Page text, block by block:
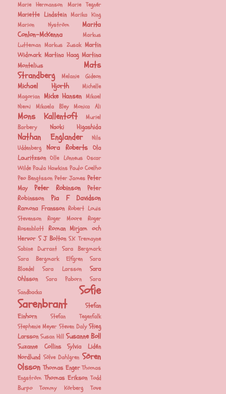
Marie Hermanson
Marie Tegnér
Mariette Lindstein Marika King
Marion Nyström
Marita
Conlon-McKenna
Markus
Lutteman Markus Zusak Martin
Widmark Martina Haag Martina
Montelius
Mats
Strandberg
Melanie Gideon
Michael Hjorth
Michelle
Magorian Micke Hansen Mikael
Niemi
Mikaela Bley Monica Ali
Mons Kallentoft
Muriel
Barbery
Naoki Higashida
Nathan Englander
Nils
Uddenberg
Nora Roberts Ola
Lauritzson Olle Lönneus Oscar
Wilde Paula Hawkins Paulo Coelho
Peo Bengtsson Peter James Peter
May
Peter Robinson
Peter
Robinsson
Pia F Davidson
Ramona Fransson Robert Louis
Stevenson
Roger Moore
Roger
Rosenblatt Roman Mirjam och
Hervor S J Bolton S.K Tremayne
Sabine Durrant
Sara Bergmark
Sara Bergmark Elfgren
Sara
Blaedel
Sara Larsson
Sara
Ohlsson
Sara Paborn
Sara
Sandbacka
Sofie
Sarenbrant
Stefan
Einhorn
Stefan Tegenfalk
Stephenie Meyer Steven Daly Stieg
Larsson Susan Hill Susanne Boll
Suzanne Collins
Sylvia Lidén
Nordlund Sölve Dahlgren Sören
Olsson Thomas Enger Thomas
Engström Thomas Erikson Todd
Burpo
Tommy Körberg
Tove